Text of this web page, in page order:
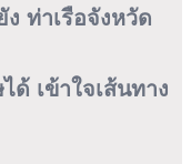
ง ท่าเรือจังหวัด
ด้ เข้าใจเส้นทาง